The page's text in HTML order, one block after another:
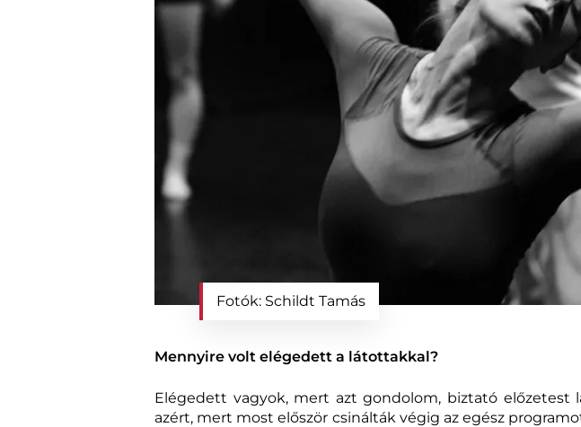
Fotók: Schildt Tamás
Mennyire volt elégedett a látottakkal?
Elégedett vagyok, mert azt gondolom, biztató
azért, mert most először csinálták végig az egész